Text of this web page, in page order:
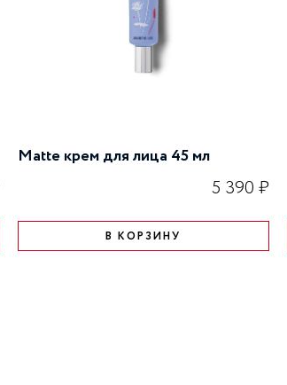
Matte крем для лица 45 мл
5 390 ₽
В КОРЗИНУ